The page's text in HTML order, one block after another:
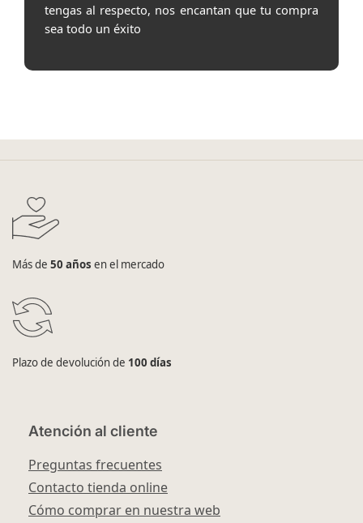
tengas al respecto, nos encantan que tu compra
sea todo un éxito
Más de 50 años en el mercado
Plazo de devolución de 100 días
Atención al cliente
Preguntas frecuentes
Contacto tienda online
Cómo comprar en nuestra web